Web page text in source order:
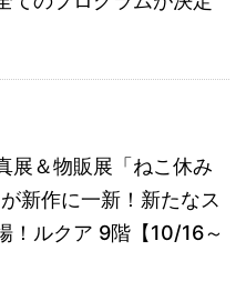
展＆物販展「ねこ休み
新作に一新！新たなス
！ルクア 9階【10/16～